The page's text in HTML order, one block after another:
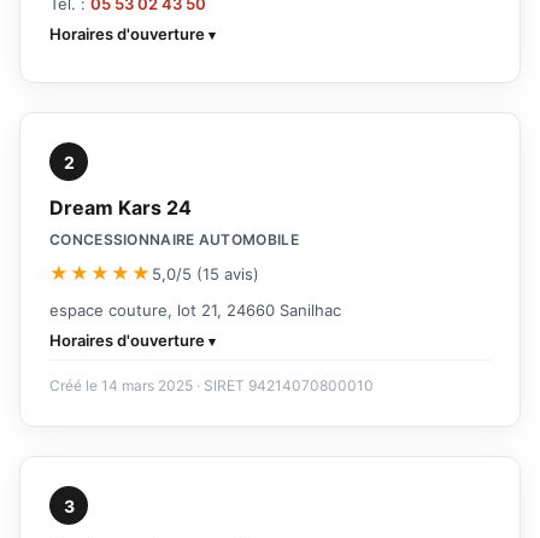
Tél. : 05 53 02 43 50
Horaires d'ouverture
2
Dream Kars 24
CONCESSIONNAIRE AUTOMOBILE
★★★★★ 5,0/5 (15 avis)
espace couture, lot 21, 24660 Sanilhac
Horaires d'ouverture
Créé le 14 mars 2025 · SIRET 94214070800010
3